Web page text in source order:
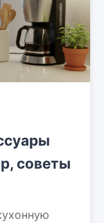
советы